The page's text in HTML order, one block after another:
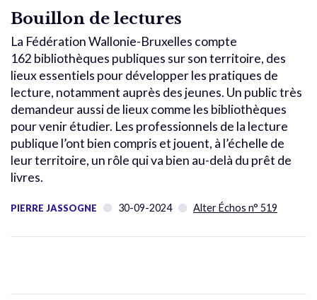
Bouillon de lectures
La Fédération Wallonie-Bruxelles compte
162 bibliothèques publiques sur son territoire, des
lieux essentiels pour développer les pratiques de
lecture, notamment auprès des jeunes. Un public très
demandeur aussi de lieux comme les bibliothèques
pour venir étudier. Les professionnels de la lecture
publique l’ont bien compris et jouent, à l’échelle de
leur territoire, un rôle qui va bien au-delà du prêt de
livres.
PIERRE JASSOGNE 30-09-2024 Alter Échos n° 519